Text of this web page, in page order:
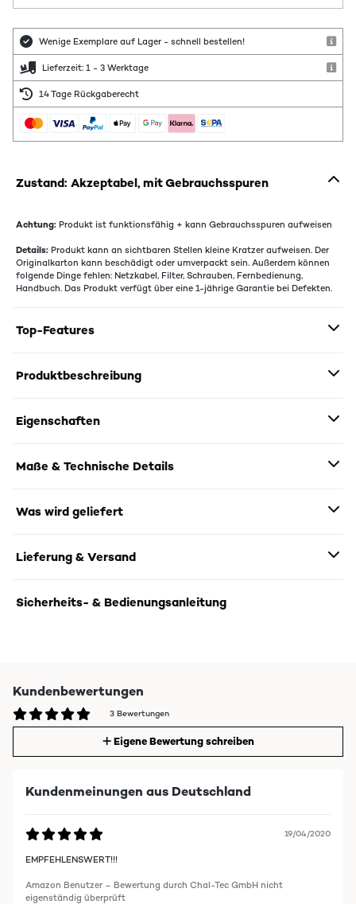
Wenige Exemplare auf Lager - schnell bestellen!
Lieferzeit: 1 - 3 Werktage
14 Tage Rückgaberecht
Zustand: Akzeptabel, mit Gebrauchsspuren
Achtung: Produkt ist funktionsfähig + kann Gebrauchsspuren aufweisen
Details: Produkt kann an sichtbaren Stellen kleine Kratzer aufweisen. Der
Originalkarton kann beschädigt oder umverpackt sein. Außerdem können
folgende Dinge fehlen: Netzkabel, Filter, Schrauben, Fernbedienung,
Handbuch. Das Produkt verfügt über eine 1-jährige Garantie bei Defekten.
Top-Features
Produktbeschreibung
Eigenschaften
Maße & Technische Details
Was wird geliefert
Lieferung & Versand
Sicherheits- & Bedienungsanleitung
Kundenbewertungen
3 Bewertungen
Eigene Bewertung schreiben
Kundenmeinungen aus Deutschland
19/04/2020
EMPFEHLENSWERT!!!
Amazon Benutzer – Bewertung durch Chal-Tec GmbH nicht
eigenständig überprüft